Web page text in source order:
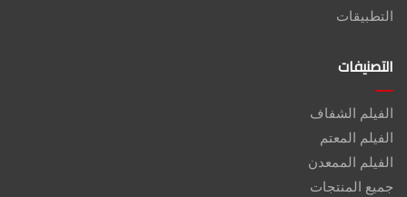
التطبيقات
التصنيفات
الفيلم الشفاف
الفيلم المعتم
الفيلم الممعدن
جميع المنتجات